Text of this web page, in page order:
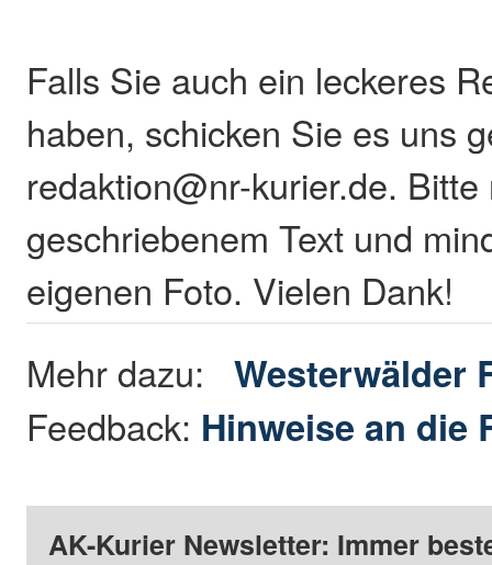
Falls Sie auch ein leckeres
haben, schicken Sie es uns
redaktion@nr-kurier.de.
geschriebenem Text und
eigenen Foto. Vielen Dank!
Mehr dazu:Westerwälder
Feedback: Hinweise an die
AK-Kurier Newsletter: Immer